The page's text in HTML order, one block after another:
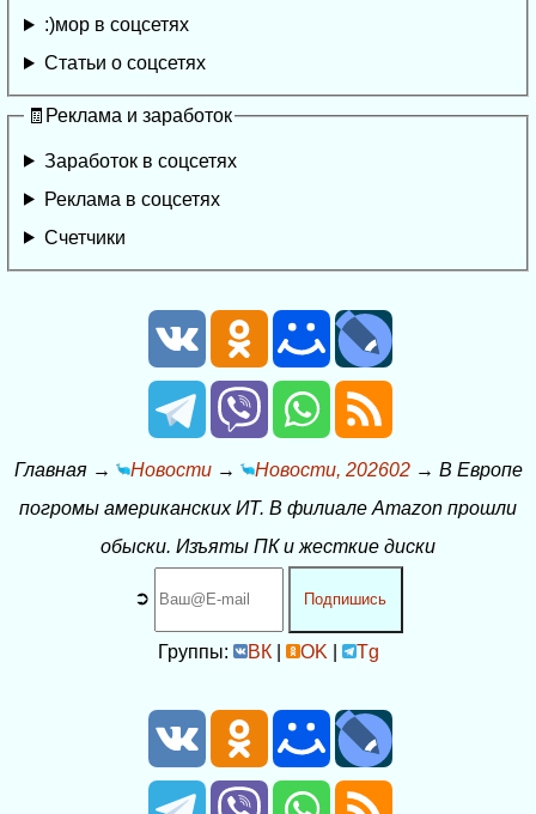
:)мор в соцсетях
Статьи о соцсетях
🧾Реклама и заработок
Заработок в соцсетях
Реклама в соцсетях
Счетчики
Главная→ Новости→ Новости, 202602→ В Европе
погромы американских ИТ. В филиале Amazon прошли
обыски. Изъяты ПК и жесткие диски
➲ Подпишись
Группы: ВК| OK Tg